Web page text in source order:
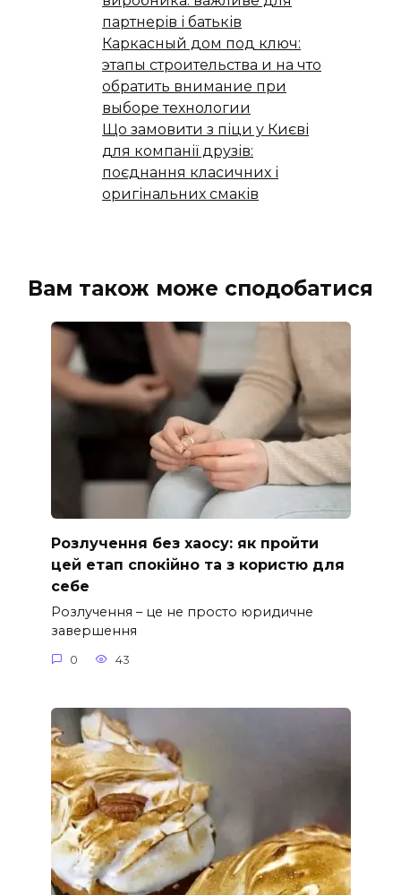
партнерів і батьків
Каркасный дом под ключ:
этапы строительства и на что
обратить внимание при
выборе технологии
Що замовити з піци у Києві
для компанії друзів:
поєднання класичних і
оригінальних смаків
Вам також може сподобатися
Розлучення без хаосу: як пройти
цей етап спокійно та з користю для
себе
Розлучення – це не просто юридичне
завершення
0 43